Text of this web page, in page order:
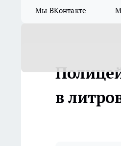
Мы ВКонтакте
в